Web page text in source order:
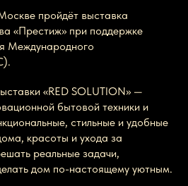
пройдёт выставка
«Престиж» при поддержке
Международного
«RED SOLUTION» —
бытовой техники и
стильные и удобные
красоты и ухода за
реальные задачи,
дом по-настоящему уютным.